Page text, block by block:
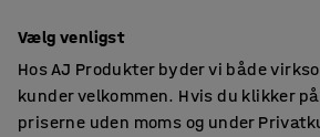
Vælg venligst
Hos AJ Produkter byder vi både
kunder velkommen. Hvis du klikker
priserne uden moms og under